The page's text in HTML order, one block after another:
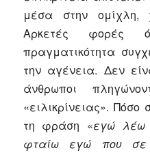
μέσα στην ομίχλη,
Αρκετές φορές
πραγματικότητα
την αγένεια. Δεν
άνθρωποι
«ειλικρίνειας».
τη φράση «εγώ λέω
φταίω εγώ που